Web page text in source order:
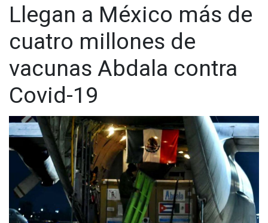
Llegan a México más de
cuatro millones de
vacunas Abdala contra
Covid-19